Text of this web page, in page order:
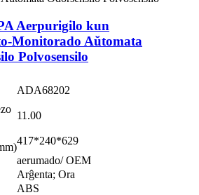
Aerpurigilo kun
Monitorado Aŭtomata
Polvosensilo
ADA68202
11.00
417*240*629
aerumado/ OEM
Arĝenta; Ora
ABS